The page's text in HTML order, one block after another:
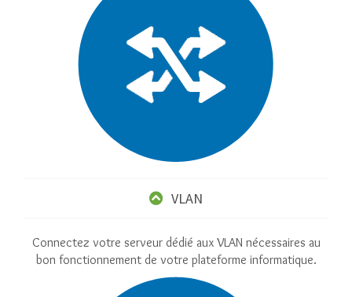
VLAN
Connectez votre serveur dédié aux VLAN nécessaires au
bon fonctionnement de votre plateforme informatique.